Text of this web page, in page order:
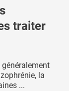
traiter
la
...